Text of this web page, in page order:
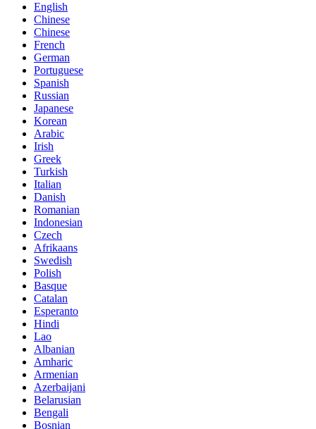
English
Chinese
Chinese
French
German
Portuguese
Spanish
Russian
Japanese
Korean
Arabic
Irish
Greek
Turkish
Italian
Danish
Romanian
Indonesian
Czech
Afrikaans
Swedish
Polish
Basque
Catalan
Esperanto
Hindi
Lao
Albanian
Amharic
Armenian
Azerbaijani
Belarusian
Bengali
Bosnian